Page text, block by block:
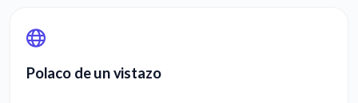
Polaco de un vistazo